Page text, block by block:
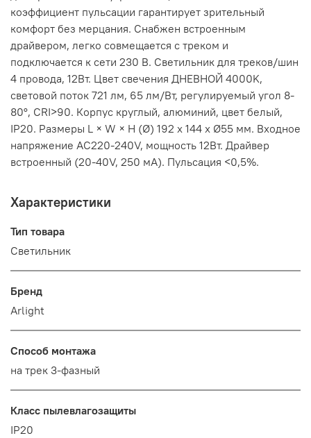
коэффициент пульсации гарантирует зрительный
комфорт без мерцания. Снабжен встроенным
драйвером, легко совмещается с треком и
подключается к сети 230 В. Светильник для треков/шин
4 провода, 12Вт. Цвет свечения ДНЕВНОЙ 4000K,
световой поток 721 лм, 65 лм/Вт, регулируемый угол 8-
80°, CRI>90. Корпус круглый, алюминий, цвет белый,
IP20. Размеры L × W × H (Ø) 192 х 144 х Ø55 мм. Входное
напряжение AC220-240V, мощность 12Вт. Драйвер
встроенный (20-40V, 250 мА). Пульсация <0,5%.
Характеристики
Тип товара
Светильник
Бренд
Arlight
Способ монтажа
на трек 3-фазный
Класс пылевлагозащиты
IP20